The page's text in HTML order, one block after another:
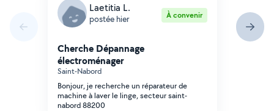
Laetitia L.
postée hier À convenir
Cherche Dépannage
électroménager
Saint-Nabord
Bonjour, je recherche un réparateur de
machine à laver le linge, secteur saint-
nabord 88200